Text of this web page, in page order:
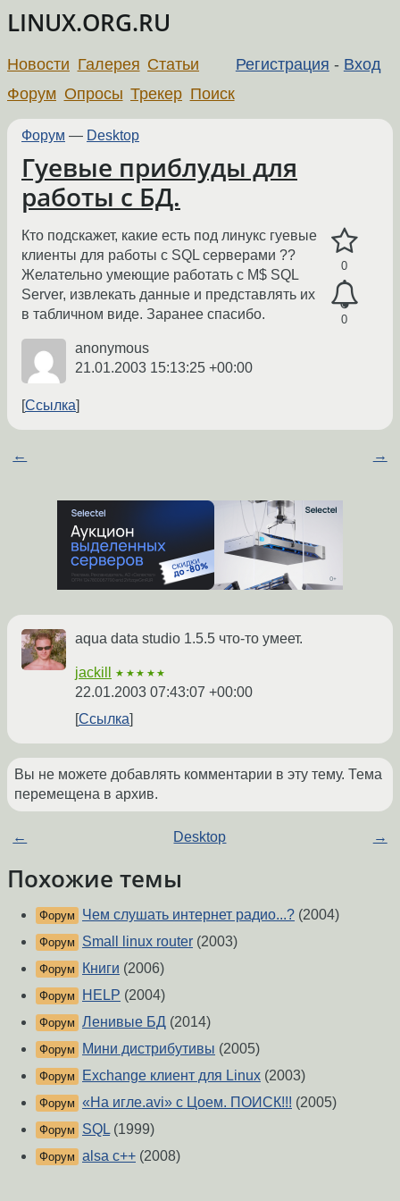
LINUX.ORG.RU
Регистрация - Вход
Новости Галерея Статьи
Форум Опросы Трекер Поиск
Форум — Desktop
Гуевые приблуды для
работы с БД.
0
0
Кто подскажет, какие есть под линукс гуевые
клиенты для работы с SQL серверами ??
Желательно умеющие работать с M$ SQL
Server, извлекать данные и представлять их
в табличном виде. Заранее спасибо.
anonymous
21.01.2003 15:13:25 +00:00
Ссылка
← →
aqua data studio 1.5.5 что-то умеет.
jackill ★★★★★
22.01.2003 07:43:07 +00:00
Ссылка
Вы не можете добавлять комментарии в эту тему. Тема
перемещена в архив.
← Desktop →
Похожие темы
Форум Чем слушать интернет радио...? (2004)
Форум Small linux router (2003)
Форум Книги (2006)
Форум HELP (2004)
Форум Ленивые БД (2014)
Форум Мини дистрибутивы (2005)
Форум Exchange клиент для Linux (2003)
Форум «На игле.avi» с Цоем. ПОИСК!!! (2005)
Форум SQL (1999)
Форум alsa c++ (2008)